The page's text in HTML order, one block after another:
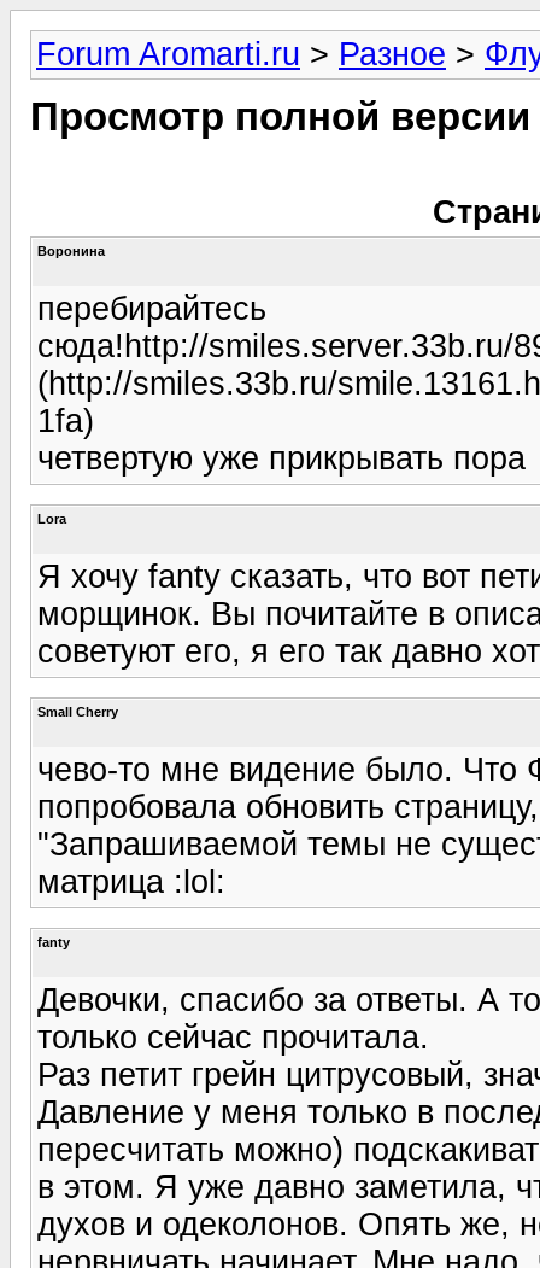
Forum Aromarti.ru > Разное >
Просмотр полной
Воронина
перебирайтесь
сюда!http://smiles.server.33b.ru/
(http://smiles.33b.ru/
1fa)
четвертую уже прикрывать пора
Lora
Я хочу fanty сказать, что вот
морщинок. Вы почитайте в
советуют его, я его так давно
Small Cherry
чево-то мне видение было. Что
попробовала обновить
"Запрашиваемой темы не
матрица :lol:
fanty
Девочки, спасибо за ответы. А
только сейчас прочитала.
Раз петит грейн цитрусовый,
Давление у меня только в
пересчитать можно)
в этом. Я уже давно заметила,
духов и одеколонов. Опять же,